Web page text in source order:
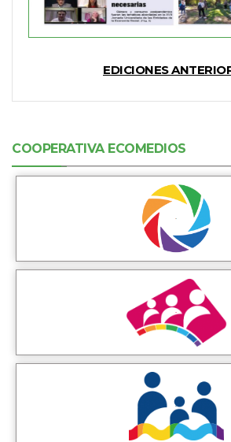
EDICIONES
COOPERATIVA ECOMEDIOS